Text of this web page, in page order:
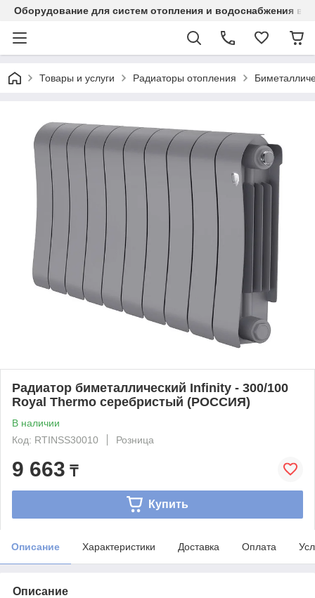
Оборудование для систем отопления и водоснабжения в
Товары и услуги Радиаторы отопления
Радиатор биметаллический Infinity - 300/100
Royal Thermo серебристый (РОССИЯ)
В наличии
Код: RTINSS30010
Розница
9 663 ₸
Купить
Описание Характеристики Доставка Оплата
Описание